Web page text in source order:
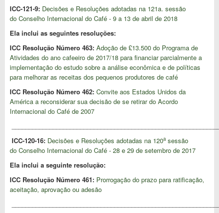
ICC-121-9: Decisões e Resoluções adotadas na 121a. sessão
do Conselho Internacional do Café - 9 a 13 de abril de 2018
Ela inclui as seguintes resoluções:
ICC Resolução Número 463: Adoção de £13.500 do Programa de
Atividades do ano cafeeiro de 2017/18 para financiar parcialmente a
implementação do estudo sobre a análise econômica e de políticas
para melhorar as receitas dos pequenos produtores de café
ICC Resolução Número 462: Convite aos Estados Unidos da
América a reconsiderar sua decisão de se retirar do Acordo
Internacional do Café de 2007
ICC-120-16: Decisões e Resoluções adotadas na 120asessão
do Conselho Internacional do Café - 28 e 29 de setembro de 2017
Ela inclui a seguinte resolução:
ICC Resolução Número 461: Prorrogação do prazo para ratificação,
aceitação, aprovação ou adesão